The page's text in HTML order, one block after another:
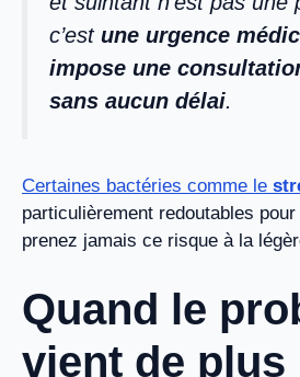
c’est une urgence
impose une
sans aucun délai.
Certaines bactéries comme le
particulièrement redoutables
prenez jamais ce risque à la
Quand le
vient de plus